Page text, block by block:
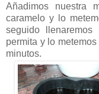
Añadimos nuestra
caramelo y lo
seguido
permita y lo
minutos.